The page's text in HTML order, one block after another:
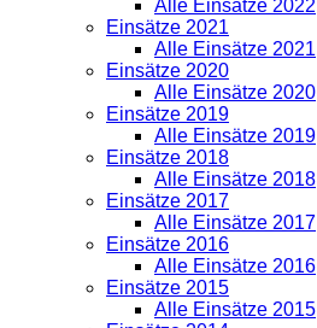
Alle Einsätze 2022
Einsätze 2021
Alle Einsätze 2021
Einsätze 2020
Alle Einsätze 2020
Einsätze 2019
Alle Einsätze 2019
Einsätze 2018
Alle Einsätze 2018
Einsätze 2017
Alle Einsätze 2017
Einsätze 2016
Alle Einsätze 2016
Einsätze 2015
Alle Einsätze 2015